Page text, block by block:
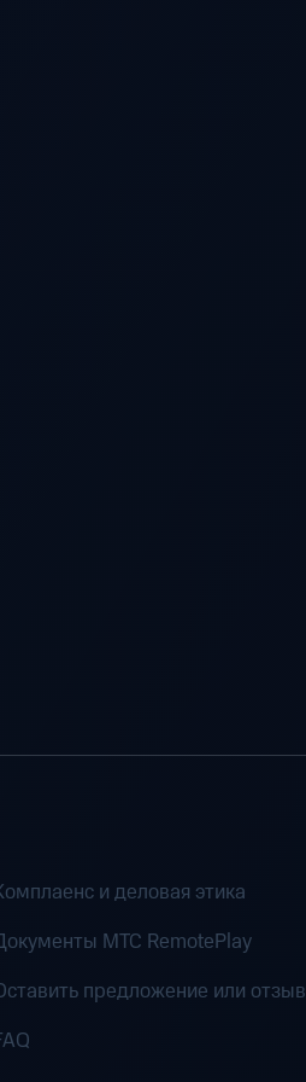
и деловая этика
MTC RemotePlay
предложение или отзыв